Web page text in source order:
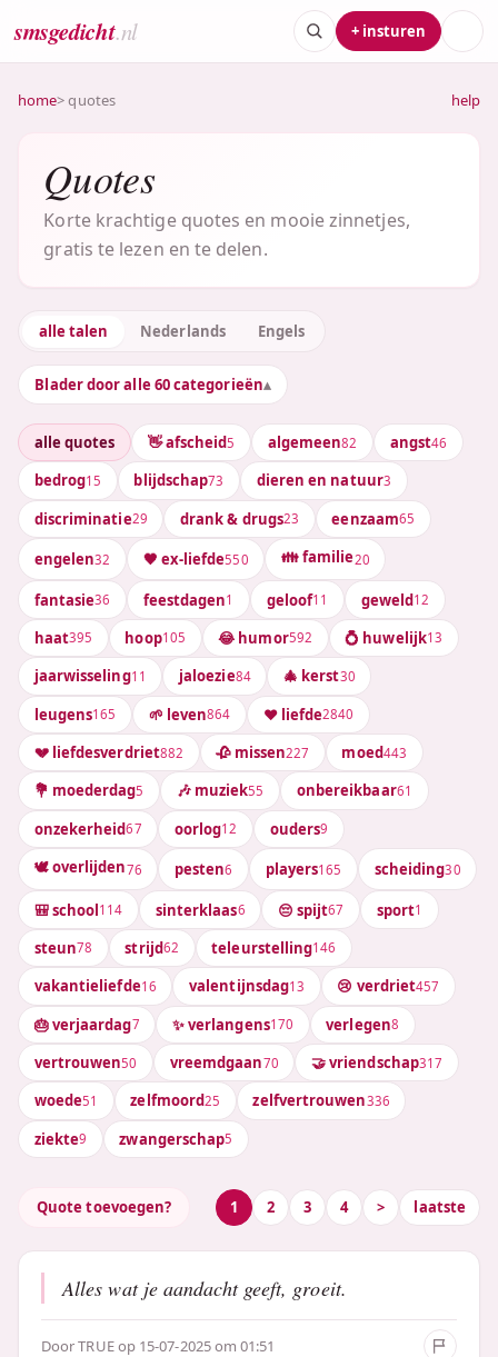
smsgedicht.nl + insturen
home> quotes help
Quotes
Korte krachtige quotes en mooie zinnetjes,
gratis te lezen en te delen.
alle talen Nederlands Engels
Blader door alle 60 categorieën
alle quotes 👋 afscheid5 algemeen82 angst46
bedrog15 blijdschap73 dieren en natuur3
discriminatie29 drank & drugs23 eenzaam65
engelen32 🖤 ex-liefde550 👪 familie20
fantasie36 feestdagen1 geloof11 geweld12
haat395 hoop105 😂 humor592 💍 huwelijk13
jaarwisseling11 jaloezie84 🎄 kerst30
leugens165 🌱 leven864 ❤️ liefde2840
💔 liefdesverdriet882 🥀 missen227 moed443
💐 moederdag5 🎶 muziek55 onbereikbaar61
onzekerheid67 oorlog12 ouders9
🕊️ overlijden76 pesten6 players165 scheiding30
🎒 school114 sinterklaas6 😔 spijt67 sport1
steun78 strijd62 teleurstelling146
vakantieliefde16 valentijnsdag13 😢 verdriet457
🎂 verjaardag7 ✨ verlangens170 verlegen8
vertrouwen50 vreemdgaan70 🤝 vriendschap317
woede51 zelfmoord25 zelfvertrouwen336
ziekte9 zwangerschap5
Quote toevoegen? 1 2 3 4 > laatste
Alles wat je aandacht geeft, groeit.
DoorTRUEop 15-07-2025 om 01:51